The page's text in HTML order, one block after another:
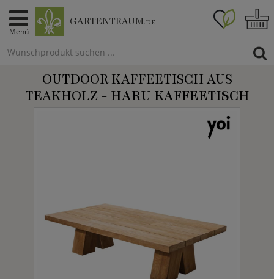
Menü
GARTENTRAUM.DE
OUTDOOR KAFFEETISCH AUS
TEAKHOLZ - HARU KAFFEETISCH